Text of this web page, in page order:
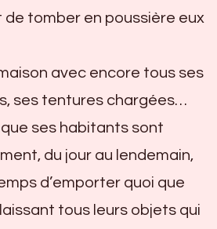
de tomber en poussière eux
maison avec encore tous ses
ses tentures chargées…
que ses habitants sont
du jour au lendemain,
d’emporter quoi que
tous leurs objets qui